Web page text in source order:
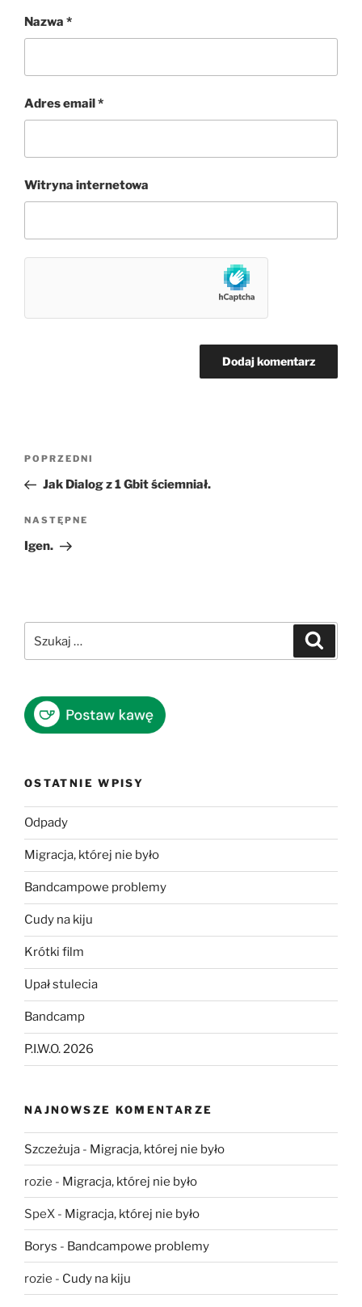
Nazwa *
Adres email *
Witryna internetowa
Nawigacja
Poprzedni
wpis
POPRZEDNI
Jak Dialog z 1 Gbit ściemniał.
Następny
wpis
NASTĘPNE
Igen.
OSTATNIE WPISY
Odpady
Migracja, której nie było
Bandcampowe problemy
Cudy na kiju
Krótki film
Upał stulecia
Bandcamp
P.I.W.O. 2026
NAJNOWSZE KOMENTARZE
Szczeżuja - Migracja, której nie było
rozie - Migracja, której nie było
SpeX - Migracja, której nie było
Borys - Bandcampowe problemy
rozie - Cudy na kiju